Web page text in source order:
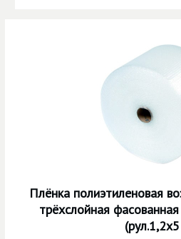
Плёнка полиэтиленовая
трёхслойная